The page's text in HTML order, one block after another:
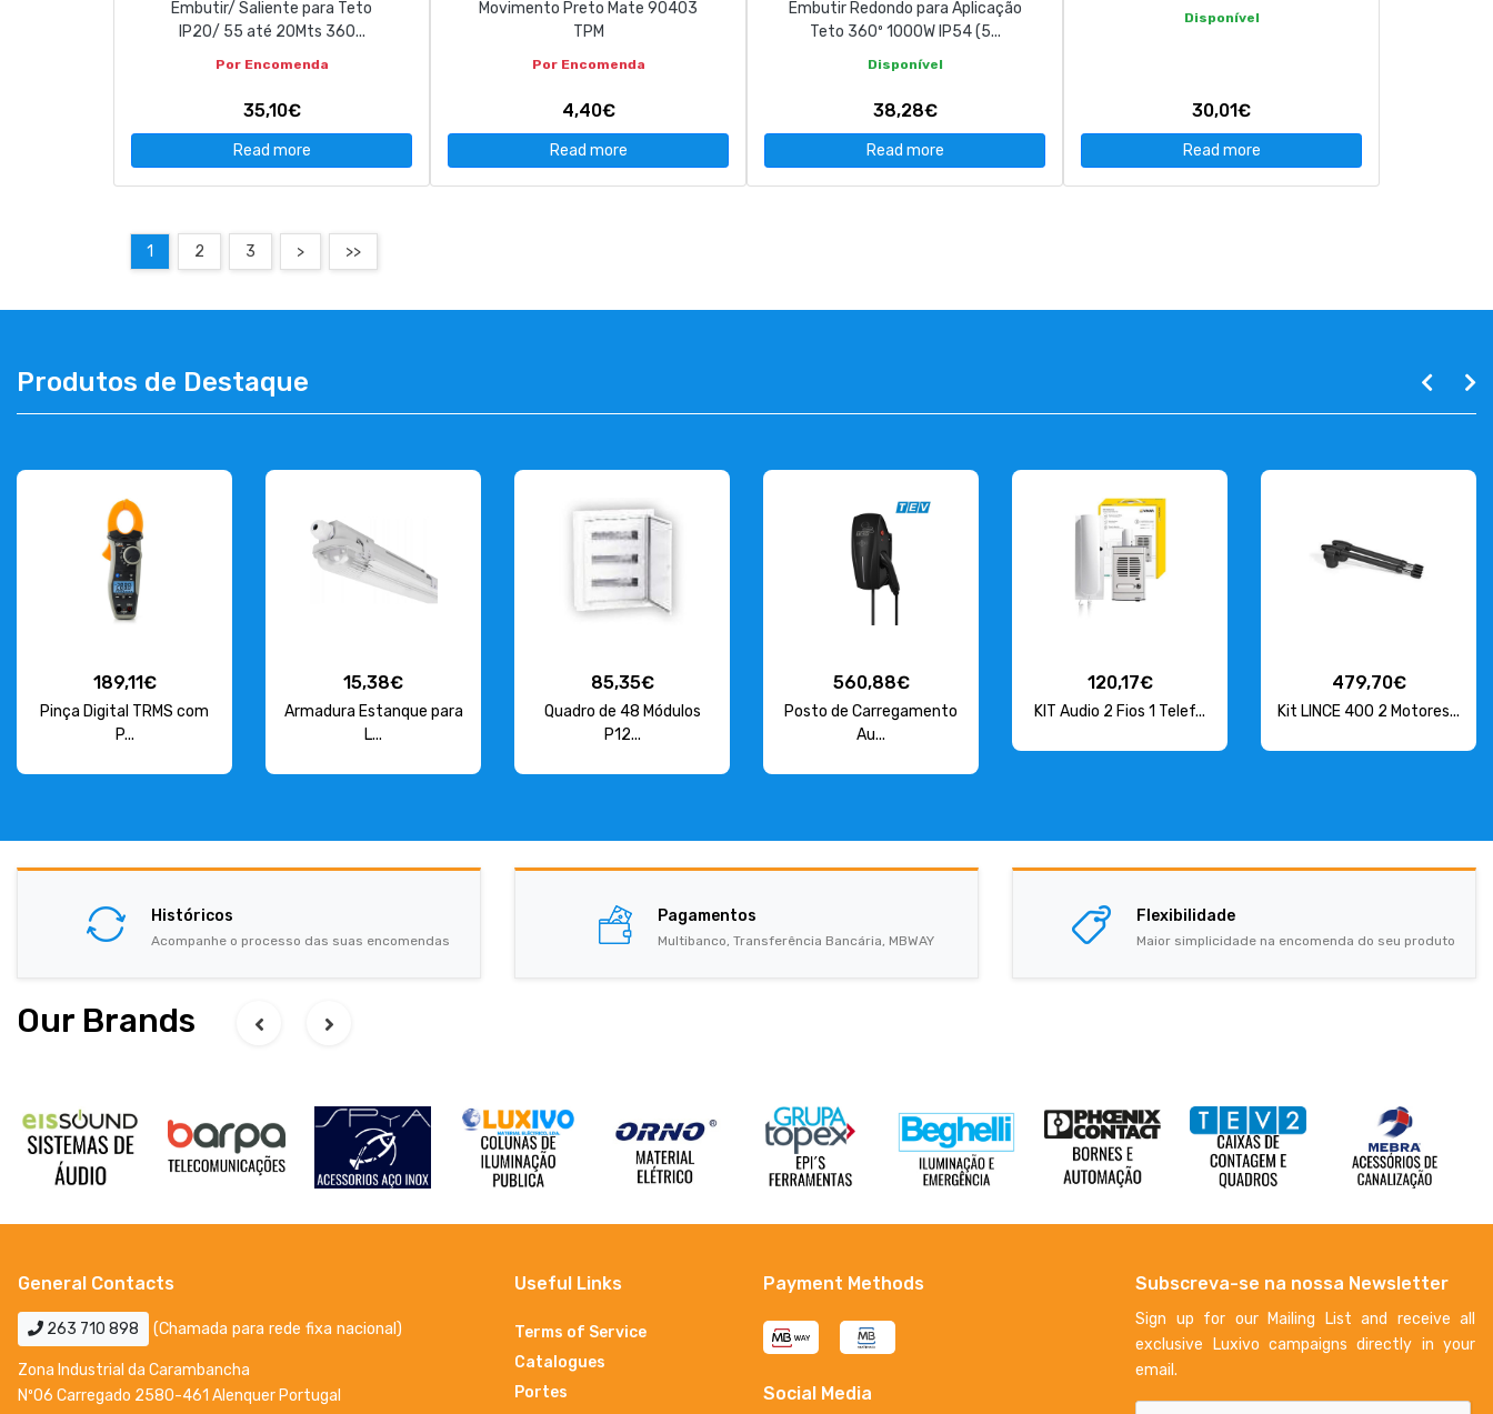
Embutir/ Saliente para Teto
IP20/ 55 até 20Mts 360...
Por Encomenda
35,10€
Read more
Movimento Preto Mate 90403
TPM
Por Encomenda
4,40€
Read more
Embutir Redondo para Aplicação
Teto 360º 1000W IP54 (5...
Disponível
38,28€
Read more
Disponível
30,01€
Read more
1 2 3 > >>
Produtos de Destaque
189,11€
Pinça Digital TRMS com
P...
15,38€
Armadura Estanque para
L...
85,35€
Quadro de 48 Módulos
P12...
560,88€
Posto de Carregamento
Au...
120,17€
KIT Audio 2 Fios 1 Telef...
479,70€
Kit LINCE 400 2 Motores...
Históricos
Acompanhe o processo das suas encomendas
Pagamentos
Multibanco, Transferência Bancária, MBWAY
Flexibilidade
Maior simplicidade na encomenda do seu produto
Our Brands
General Contacts
263 710 898 (Chamada para rede fixa nacional)
Zona Industrial da Carambancha
Nº06 Carregado 2580-461 Alenquer Portugal
Useful Links
Terms of Service
Catalogues
Portes
Payment Methods
Social Media
Subscreva-se na nossa Newsletter
Sign up for our Mailing List and receive all
exclusive Luxivo campaigns directly in your
email.